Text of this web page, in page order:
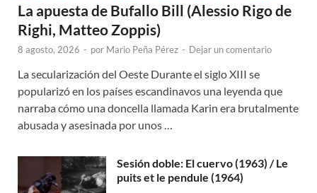
La apuesta de Bufallo Bill (Alessio Rigo de
Righi, Matteo Zoppis)
8 agosto, 2026 - por Mario Peña Pérez - Dejar un comentario
La secularización del Oeste Durante el siglo XIII se
popularizó en los países escandinavos una leyenda que
narraba cómo una doncella llamada Karin era brutalmente
abusada y asesinada por unos …
Sesión doble: El cuervo (1963) / Le
puits et le pendule (1964)